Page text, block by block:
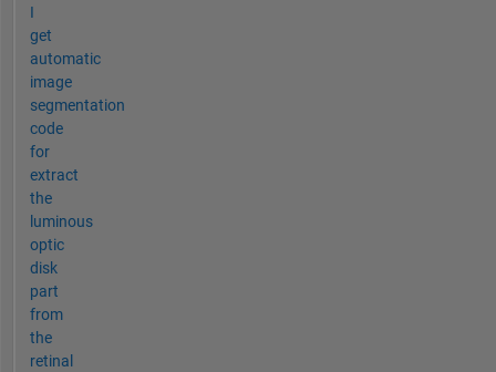
I
get
automatic
image
segmentation
code
for
extract
the
luminous
optic
disk
part
from
the
retinal